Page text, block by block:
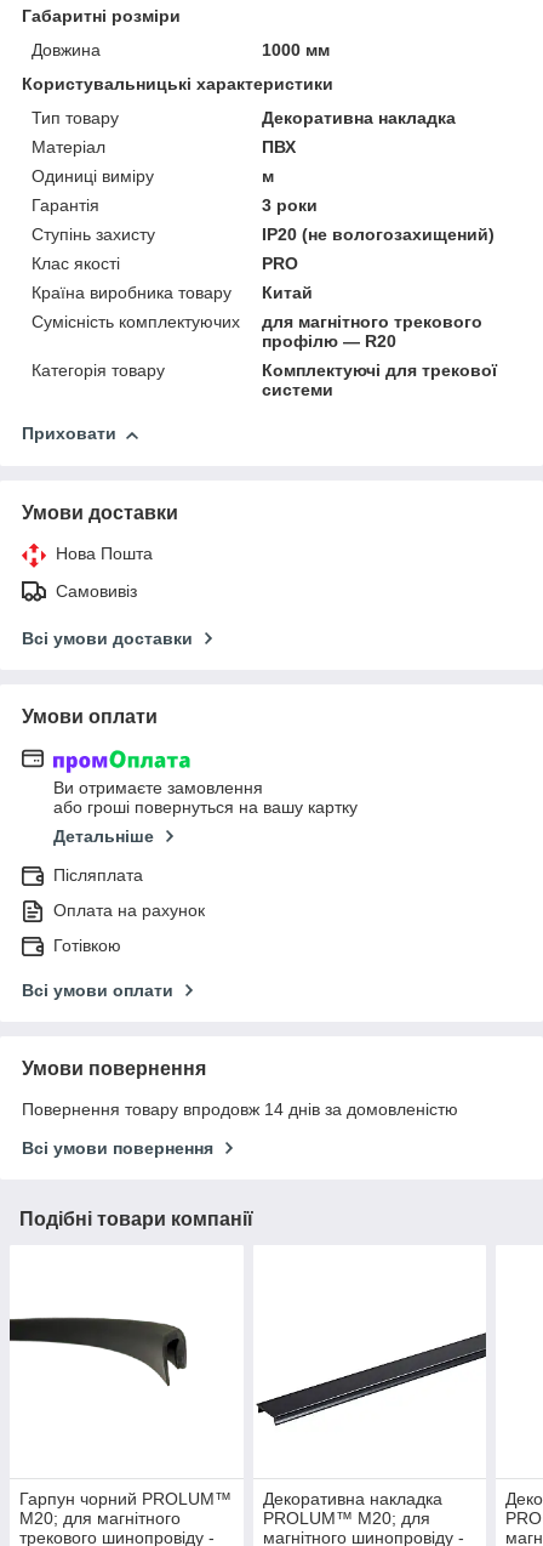
Габаритні розміри
Довжина
1000 мм
Користувальницькі характеристики
Тип товару
Декоративна накладка
Матеріал
ПВХ
Одиниці виміру
м
Гарантія
3 роки
Ступінь захисту
IP20 (не вологозахищений)
Клас якості
PRO
Країна виробника товару
Китай
Сумісність комплектуючих
для магнітного трекового
профілю — R20
Категорія товару
Комплектуючі для трекової
системи
Приховати
Умови доставки
Нова Пошта
Самовивіз
Всі умови доставки
Умови оплати
Ви отримаєте замовлення
або гроші повернуться на вашу картку
Детальніше
Післяплата
Оплата на рахунок
Готівкою
Всі умови оплати
Умови повернення
Повернення товару впродовж 14 днів за домовленістю
Всі умови повернення
Подібні товари компанії
Гарпун чорний PROLUM™
M20; для магнітного
трекового шинопровіду -
Декоративна накладка
PROLUM™ M20; для
магнітного шинопровіду -